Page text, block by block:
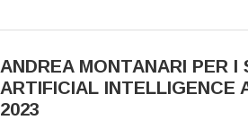
ANDREA MONTANARI PER I
ARTIFICIAL INTELLIGENCE
2023